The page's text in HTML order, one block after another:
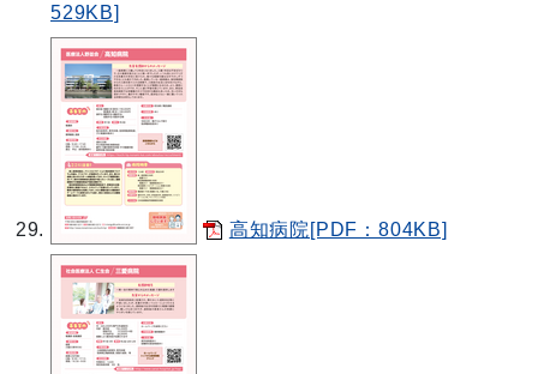
529KB]
高知病院[PDF：804KB]